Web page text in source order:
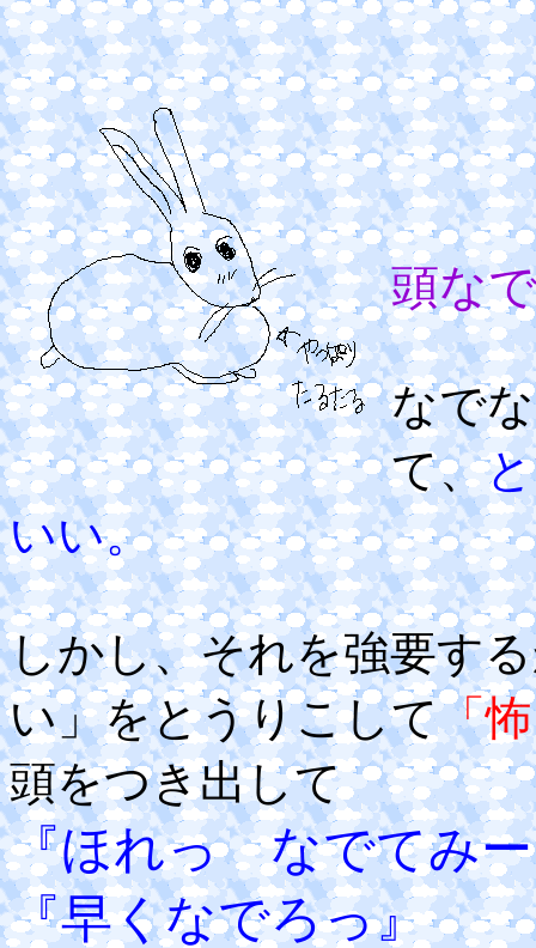
頭な
なで
て、
いい。
しかし、それを強要す
い」をとうりこして「
頭をつき出して
『ほれっ なでてみ
『早くなでろっ』